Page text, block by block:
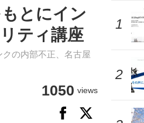
とにイン
ティ講座
の内部不正、名古屋
1050 views